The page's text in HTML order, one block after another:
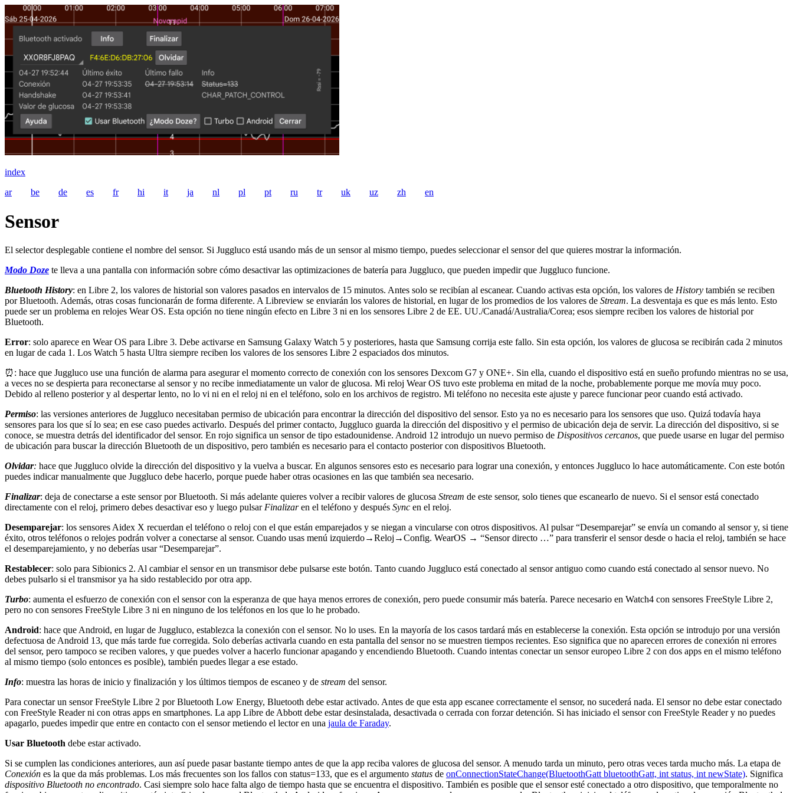
index
ar
be de es fr hi it ja nl pl pt ru tr uk uz zh en
Sensor
El selector desplegable contiene el nombre del sensor. Si Juggluco está usando más de un sensor al mismo tiempo, puedes seleccionar el sensor del que quieres mostrar la información.
Modo Doze te lleva a una pantalla con información sobre cómo desactivar las optimizaciones de batería para Juggluco, que pueden impedir que Juggluco funcione.
Bluetooth History: en Libre 2, los valores de historial son valores pasados en intervalos de 15 minutos. Antes solo se recibían al escanear. Cuando activas esta opción, los valores de History también se reciben
por Bluetooth. Además, otras cosas funcionarán de forma diferente. A Libreview se enviarán los valores de historial, en lugar de los promedios de los valores de Stream. La desventaja es que es más lento. Esto
puede ser un problema en relojes Wear OS. Esta opción no tiene ningún efecto en Libre 3 ni en los sensores Libre 2 de EE. UU./Canadá/Australia/Corea; esos siempre reciben los valores de historial por
Bluetooth.
Error: solo aparece en Wear OS para Libre 3. Debe activarse en Samsung Galaxy Watch 5 y posteriores, hasta que Samsung corrija este fallo. Sin esta opción, los valores de glucosa se recibirán cada 2 minutos
en lugar de cada 1. Los Watch 5 hasta Ultra siempre reciben los valores de los sensores Libre 2 espaciados dos minutos.
⏰: hace que Juggluco use una función de alarma para asegurar el momento correcto de conexión con los sensores Dexcom G7 y ONE+. Sin ella, cuando el dispositivo está en sueño profundo mientras no se usa,
a veces no se despierta para reconectarse al sensor y no recibe inmediatamente un valor de glucosa. Mi reloj Wear OS tuvo este problema en mitad de la noche, probablemente porque me movía muy poco.
Debido al relleno posterior y al despertar lento, no lo vi ni en el reloj ni en el teléfono, solo en los archivos de registro. Mi teléfono no necesita este ajuste y parece funcionar peor cuando está activado.
Permiso: las versiones anteriores de Juggluco necesitaban permiso de ubicación para encontrar la dirección del dispositivo del sensor. Esto ya no es necesario para los sensores que uso. Quizá todavía haya
sensores para los que sí lo sea; en ese caso puedes activarlo. Después del primer contacto, Juggluco guarda la dirección del dispositivo y el permiso de ubicación deja de servir. La dirección del dispositivo, si se
conoce, se muestra detrás del identificador del sensor. En rojo significa un sensor de tipo estadounidense. Android 12 introdujo un nuevo permiso de Dispositivos cercanos, que puede usarse en lugar del permiso
de ubicación para buscar la dirección Bluetooth de un dispositivo, pero también es necesario para el contacto posterior con dispositivos Bluetooth.
Olvidar: hace que Juggluco olvide la dirección del dispositivo y la vuelva a buscar. En algunos sensores esto es necesario para lograr una conexión, y entonces Juggluco lo hace automáticamente. Con este botón
puedes indicar manualmente que Juggluco debe hacerlo, porque puede haber otras ocasiones en las que también sea necesario.
Finalizar: deja de conectarse a este sensor por Bluetooth. Si más adelante quieres volver a recibir valores de glucosa Stream de este sensor, solo tienes que escanearlo de nuevo. Si el sensor está conectado
directamente con el reloj, primero debes desactivar eso y luego pulsar Finalizaren el teléfono y después Sync en el reloj.
Desemparejar: los sensores Aidex X recuerdan el teléfono o reloj con el que están emparejados y se niegan a vincularse con otros dispositivos. Al pulsar “Desemparejar” se envía un comando al sensor y, si tiene
éxito, otros teléfonos o relojes podrán volver a conectarse al sensor. Cuando usas menú izquierdo→Reloj→Config. WearOS → “Sensor directo …” para transferir el sensor desde o hacia el reloj, también se hace
el desemparejamiento, y no deberías usar “Desemparejar”.
Restablecer: solo para Sibionics 2. Al cambiar el sensor en un transmisor debe pulsarse este botón. Tanto cuando Juggluco está conectado al sensor antiguo como cuando está conectado al sensor nuevo. No
debes pulsarlo si el transmisor ya ha sido restablecido por otra app.
Turbo: aumenta el esfuerzo de conexión con el sensor con la esperanza de que haya menos errores de conexión, pero puede consumir más batería. Parece necesario en Watch4 con sensores FreeStyle Libre 2,
pero no con sensores FreeStyle Libre 3 ni en ninguno de los teléfonos en los que lo he probado.
Android: hace que Android, en lugar de Juggluco, establezca la conexión con el sensor. No lo uses. En la mayoría de los casos tardará más en establecerse la conexión. Esta opción se introdujo por una versión
defectuosa de Android 13, que más tarde fue corregida. Solo deberías activarla cuando en esta pantalla del sensor no se muestren tiempos recientes. Eso significa que no aparecen errores de conexión ni errores
del sensor, pero tampoco se reciben valores, y que puedes volver a hacerlo funcionar apagando y encendiendo Bluetooth. Cuando intentas conectar un sensor europeo Libre 2 con dos apps en el mismo teléfono
al mismo tiempo (solo entonces es posible), también puedes llegar a ese estado.
Info: muestra las horas de inicio y finalización y los últimos tiempos de escaneo y de stream del sensor.
Para conectar un sensor FreeStyle Libre 2 por Bluetooth Low Energy, Bluetooth debe estar activado. Antes de que esta app escanee correctamente el sensor, no sucederá nada. El sensor no debe estar conectado
con FreeStyle Reader ni con otras apps en smartphones. La app Libre de Abbott debe estar desinstalada, desactivada o cerrada con forzar detención. Si has iniciado el sensor con FreeStyle Reader y no puedes
apagarlo, puedes impedir que entre en contacto con el sensor metiendo el lector en una jaula de Faraday.
Usar Bluetooth debe estar activado.
Si se cumplen las condiciones anteriores, aun así puede pasar bastante tiempo antes de que la app reciba valores de glucosa del sensor. A menudo tarda un minuto, pero otras veces tarda mucho más. La etapa de
Conexión es la que da más problemas. Los más frecuentes son los fallos con status=133, que es el argumento status de onConnectionStateChange(BluetoothGatt bluetoothGatt, int status, int newState). Significa
dispositivo Bluetooth no encontrado. Casi siempre solo hace falta algo de tiempo hasta que se encuentra el dispositivo. También es posible que el sensor esté conectado a otro dispositivo, que temporalmente no